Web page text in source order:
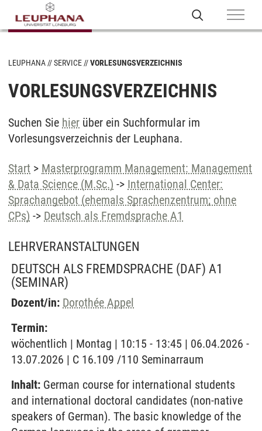
LEUPHANA SERVICE VORLESUNGSVERZEICHNIS
VORLESUNGSVERZEICHNIS
Suchen Sie hier über ein Suchformular im
Vorlesungsverzeichnis der Leuphana.
Start > Masterprogramm Management: Management
& Data Science (M.Sc.) -> International Center:
Sprachangebot (ehemals Sprachenzentrum; ohne
CPs) -> Deutsch als Fremdsprache A1
LEHRVERANSTALTUNGEN
DEUTSCH ALS FREMDSPRACHE (DAF) A1
(SEMINAR)
Dozent/in: Dorothée Appel
Termin:
wöchentlich | Montag | 10:15 - 13:45 | 06.04.2026 -
13.07.2026 | C 16.109 /110 Seminarraum
Inhalt: German course for international students
and international doctoral candidates (non-native
speakers of German). The basic knowledge of the